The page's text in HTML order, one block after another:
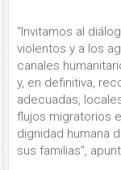
“Invitamos al
violentos y a los
canales
y, en definitiva,
adecuadas,
flujos migratorios
dignidad humana
sus familias”,